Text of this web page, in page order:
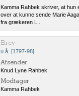
Kamma Rahbek skriver, at hun
over at kunne sende Marie
fra grækeren L...
Brev
u.å. [1797-98]
Afsender
Knud Lyne Rahbek
Modtager
Kamma Rahbek